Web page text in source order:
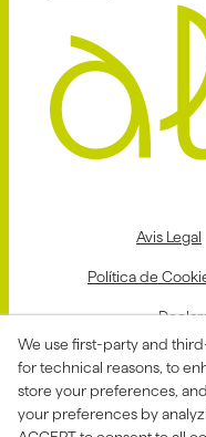
Avis Legal
Política de
We use first-party and
for technical reasons, to
store your preferences,
your preferences by